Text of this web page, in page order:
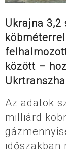
Ukrajna 3,2
között –
Az adatok
milliárd
időszakban